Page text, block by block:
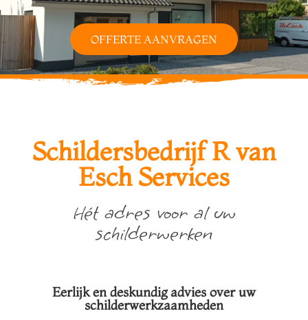
OFFERTE AANVRAGEN
Schildersbedrijf R van
Esch Services
Hét adres voor al uw
schilderwerken
Eerlijk en deskundig advies over uw
schilderwerkzaamheden